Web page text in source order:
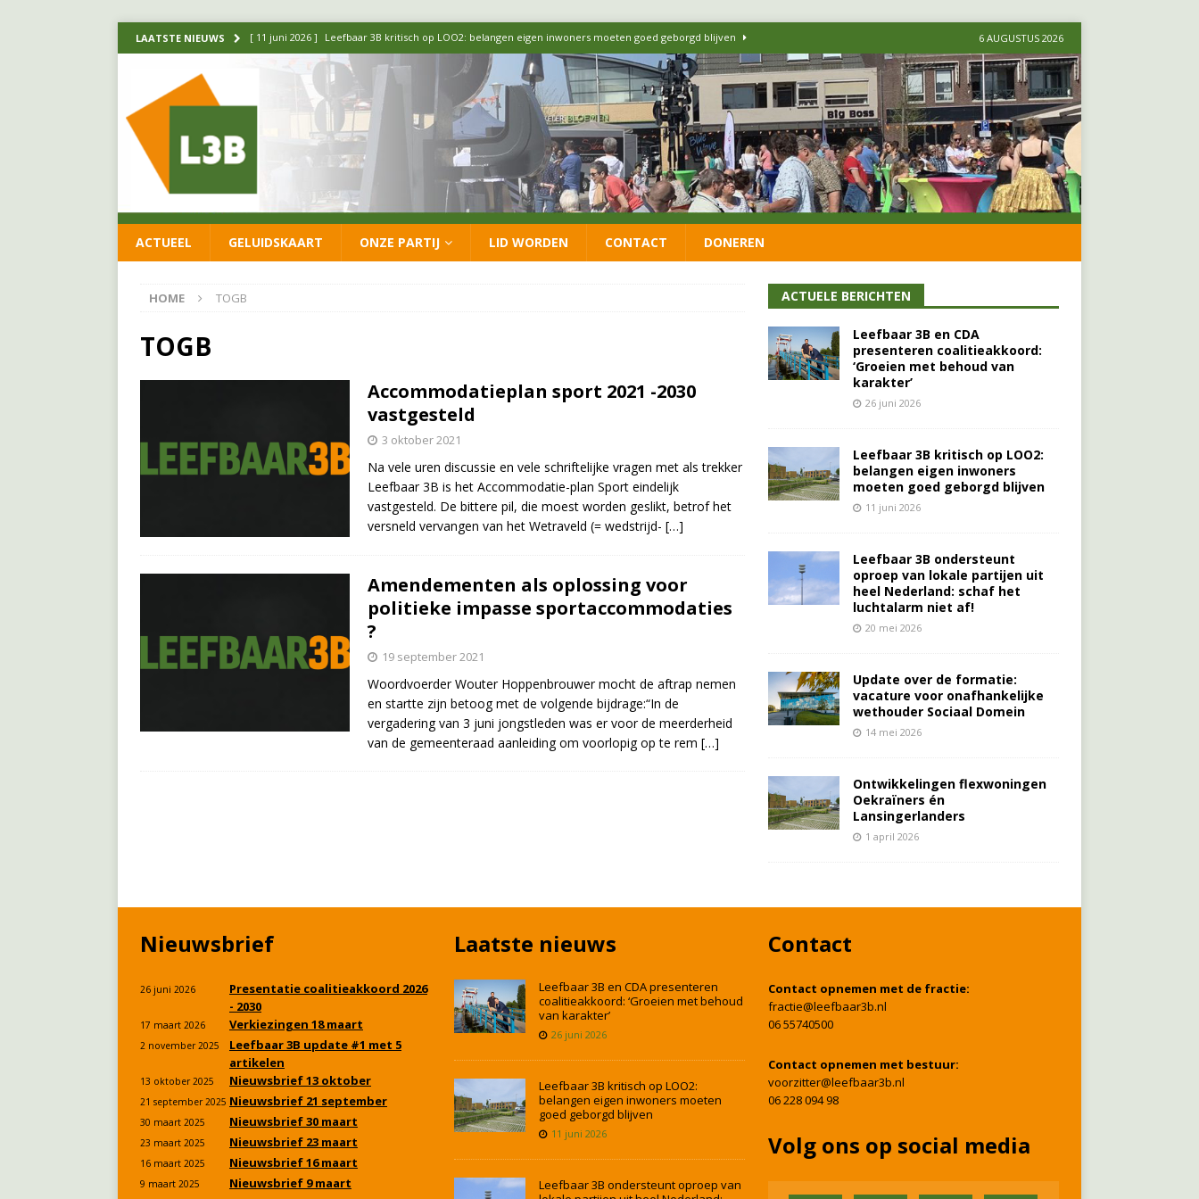
LAATSTE NIEUWS [ 11 juni 2026 ] Leefbaar 3B kritisch op LOO2: belangen eigen inwoners moeten goed geborgd blijven
[ 20 mei 2026 ] Leefbaar 3B ondersteunt oproep van lokale partijen uit heel Nederland: schaf het
luchtalarm niet af! FRACTIE
[ 14 mei 2026 ] Update over de formatie: vacature voor onafhankelijke wethouder Sociaal Domein
[ 26 juni 2026 ] Leefbaar 3B en CDA presenteren coalitieakkoord: ‘Groeien met behoud van karakter’
6 AUGUSTUS 2026
ACTUEEL GELUIDSKAART ONZE PARTIJ LID WORDEN CONTACT DONEREN
HOME TOGB
TOGB
Accommodatieplan sport 2021 -2030
vastgesteld
3 oktober 2021
Na vele uren discussie en vele schriftelijke vragen met als trekker
Leefbaar 3B is het Accommodatie-plan Sport eindelijk
vastgesteld. De bittere pil, die moest worden geslikt, betrof het
versneld vervangen van het Wetraveld (= wedstrijd- […]
Amendementen als oplossing voor
politieke impasse sportaccommodaties
?
19 september 2021
Woordvoerder Wouter Hoppenbrouwer mocht de aftrap nemen
en startte zijn betoog met de volgende bijdrage:“In de
vergadering van 3 juni jongstleden was er voor de meerderheid
van de gemeenteraad aanleiding om voorlopig op te rem […]
ACTUELE BERICHTEN
Leefbaar 3B en CDA
presenteren coalitieakkoord:
‘Groeien met behoud van
karakter’
26 juni 2026
Leefbaar 3B kritisch op LOO2:
belangen eigen inwoners
moeten goed geborgd blijven
11 juni 2026
Leefbaar 3B ondersteunt
oproep van lokale partijen uit
heel Nederland: schaf het
luchtalarm niet af!
20 mei 2026
Update over de formatie:
vacature voor onafhankelijke
wethouder Sociaal Domein
14 mei 2026
Ontwikkelingen flexwoningen
Oekraïners én
Lansingerlanders
1 april 2026
Nieuwsbrief
26 juni 2026
Presentatie coalitieakkoord 2026
- 2030
17 maart 2026 Verkiezingen 18 maart
2 november 2025
Leefbaar 3B update #1 met 5
artikelen
13 oktober 2025 Nieuwsbrief 13 oktober
21 september 2025 Nieuwsbrief 21 september
30 maart 2025 Nieuwsbrief 30 maart
23 maart 2025 Nieuwsbrief 23 maart
16 maart 2025 Nieuwsbrief 16 maart
9 maart 2025 Nieuwsbrief 9 maart
Laatste nieuws
Leefbaar 3B en CDA presenteren
coalitieakkoord: ‘Groeien met behoud
van karakter’
26 juni 2026
Leefbaar 3B kritisch op LOO2:
belangen eigen inwoners moeten
goed geborgd blijven
11 juni 2026
Leefbaar 3B ondersteunt oproep van
Contact
Contact opnemen met de fractie:
fractie@leefbaar3b.nl
06 55740500
Contact opnemen met bestuur:
voorzitter@leefbaar3b.nl
06 228 094 98
Volg ons op social media